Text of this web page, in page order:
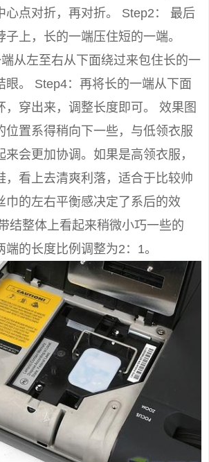
心点对折，再对折。 Step2： 最后
上，长的一端压住短的一端。
从左至右从下面绕过来包住长的一
眼。 Step4：再将长的一端从下面
，穿出来，调整长度即可。 效果图
位置系得稍向下一些，与低领衣服
会更加协调。如果是高领衣服，
，看上去清爽利落，适合于比较帅
巾的左右平衡感决定了系后的效
结整体上看起来稍微小巧一些的
的长度比例调整为2：1。